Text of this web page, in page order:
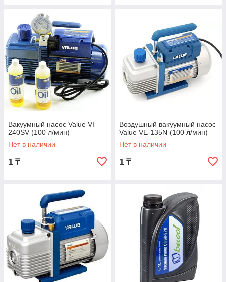
Вакуумный насос Value VI
240SV (100 л/мин)
Нет в наличии
1 ₸
Воздушный вакуумный насос
Value VE-135N (100 л/мин)
Нет в наличии
1 ₸